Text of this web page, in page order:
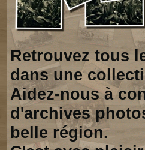
Retrouvez tous
dans une
Aidez-nous à
d'archives
belle région.